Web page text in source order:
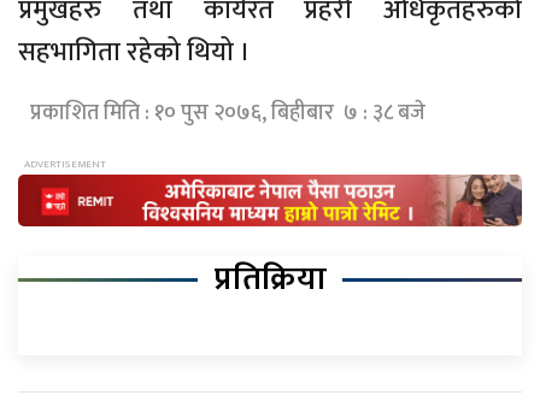
प्रमुखहरु तथा कार्यरत प्रहरी अधिकृतहरुको
सहभागिता रहेको थियो ।
प्रकाशित मिति : १० पुस २०७६, बिहीबार ७ : ३८ बजे
प्रतिक्रिया